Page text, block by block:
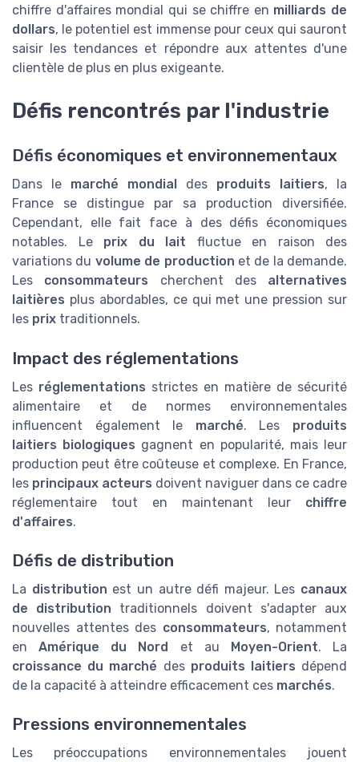
chiffre d'affaires mondial qui se chiffre en milliards de
dollars, le potentiel est immense pour ceux qui sauront
saisir les tendances et répondre aux attentes d'une
clientèle de plus en plus exigeante.
Défis rencontrés par l'industrie
Défis économiques et environnementaux
Dans le marché mondial des produits laitiers, la
France se distingue par sa production diversifiée.
Cependant, elle fait face à des défis économiques
notables. Le prix du lait fluctue en raison des
variations du volume de production et de la demande.
Les consommateurs cherchent des alternatives
laitières plus abordables, ce qui met une pression sur
les prix traditionnels.
Impact des réglementations
Les réglementations strictes en matière de sécurité
alimentaire et de normes environnementales
influencent également le marché. Les produits
laitiers biologiques gagnent en popularité, mais leur
production peut être coûteuse et complexe. En France,
les principaux acteurs doivent naviguer dans ce cadre
réglementaire tout en maintenant leur chiffre
d'affaires.
Défis de distribution
La distribution est un autre défi majeur. Les canaux
de distribution traditionnels doivent s'adapter aux
nouvelles attentes des consommateurs, notamment
enAmérique du Nord et au Moyen-Orient. La
croissance du marché des produits laitiers dépend
de la capacité à atteindre efficacement ces marchés.
Pressions environnementales
Les préoccupations environnementales jouent